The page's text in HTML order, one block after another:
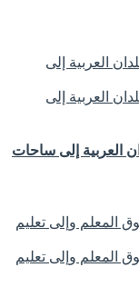
العربية إلى ساحات